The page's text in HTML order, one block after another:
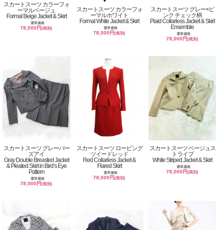
スカートスーツ カラーフォ
ーマルベージュ
Formal Beige Jacket & Skirt
通常価格
78,000円(税別)
スカートスーツ カラーフォ
ーマルホワイト
Formal White Jacket & Skirt
通常価格
78,000円(税別)
スカートスーツ グレー×ピ
ンク チェック柄
Plaid Collarless Jacket & Skirt
Ensemble
通常価格
78,000円(税別)
スカートスーツ グレーバー
ズアイ
Gray Double Breasted Jacket
& Pleated Skirt in Bird’s Eye
Pattern
通常価格
78,000円(税別)
スカートスーツ ロービング
ツイードレッド
Red Collarless Jacket &
Flared Skirt
通常価格
78,000円(税別)
スカートスーツ ベージュス
トライプ
White Striped Jacket & Skirt
通常価格
78,000円(税別)